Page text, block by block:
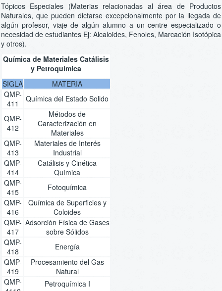
Tópicos Especiales (Materias relacionadas al área de Productos
Naturales, que pueden dictarse excepcionalmente por la llegada de
algún profesor, viaje de algún alumno a un centre especializado o
necesidad de estudiantes Ej: Alcaloides, Fenoles, Marcación Isotópica
y otros).
Química de Materiales Catálisis
y Petroquímica
SIGLA
MATERIA
QMP-
411
Química del Estado Solido
QMP-
412
Métodos de
Caracterización en
Materiales
QMP-
413
Materiales de Interés
Industrial
QMP-
414
Catálisis y Cinética
Química
QMP-
415
Fotoquímica
QMP-
416
Química de Superficies y
Coloides
QMP-
417
Adsorción Física de Gases
sobre Sólidos
QMP-
418
Energía
QMP-
419
Procesamiento del Gas
Natural
QMP-
Petroquímica I